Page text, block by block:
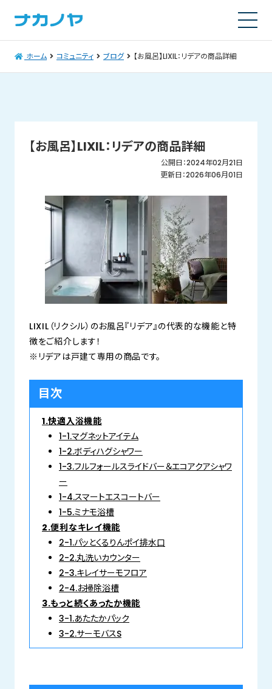
ホーム コミュニティ ブログ 【お風呂】LIXIL：リデアの商品詳細
【お風呂】LIXIL：リデアの商品詳細
公開日：2024年02月21日
更新日：2026年06月01日
LIXIL（リクシル）のお風呂『リデア』の代表的な機能と特
徴をご紹介します！
※リデアは戸建て専用の商品です。
目次
1.快適入浴機能
1-1.マグネットアイテム
1-2.ボディハグシャワー
1-3.フルフォールスライドバー＆エコアクアシャワ
ー
1-4.スマートエスコートバー
1-5.ミナモ浴槽
2.便利なキレイ機能
2-1.パッとくるりんポイ排水口
2-2.丸洗いカウンター
2-3.キレイサーモフロア
2-4.お掃除浴槽
3.もっと続くあったか機能
3-1.あたたかパック
3-2.サーモバスS